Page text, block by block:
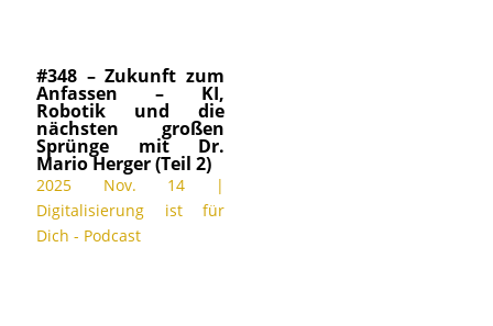
#348 – Zukunft zum
Anfassen – KI,
Robotik und die
nächsten großen
Sprünge mit Dr.
Mario Herger (Teil 2)
2025 Nov. 14|
Digitalisierung ist für
Dich - Podcast